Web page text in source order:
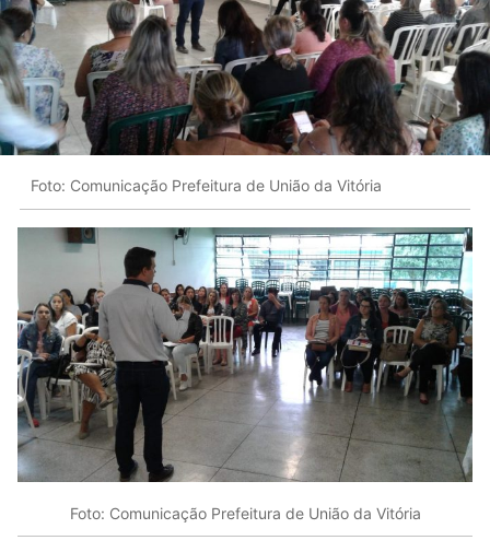
Foto: Comunicação Prefeitura de União da Vitória
Foto: Comunicação Prefeitura de União da Vitória